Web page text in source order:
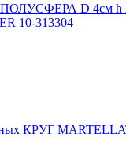
ПОЛУСФЕРА D 4см h
10-313304